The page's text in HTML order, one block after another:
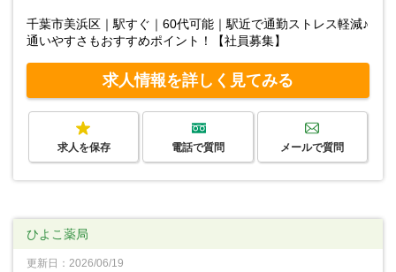
千葉市美浜区｜駅すぐ｜60代可能｜駅近で通勤ストレス軽減♪
通いやすさもおすすめポイント！【社員募集】
求人情報を詳しく見てみる
求人を保存 電話で質問 メールで質問
ひよこ薬局
更新日：2026/06/19